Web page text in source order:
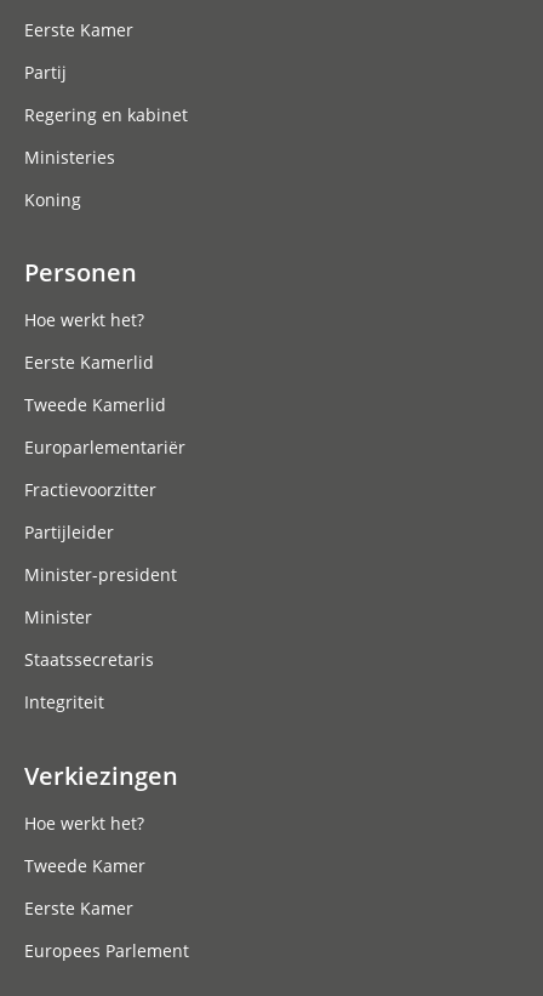
Eerste Kamer
Partij
Regering en kabinet
Ministeries
Koning
Personen
Hoe werkt het?
Eerste Kamerlid
Tweede Kamerlid
Europarlementariër
Fractievoorzitter
Partijleider
Minister-president
Minister
Staatssecretaris
Integriteit
Verkiezingen
Hoe werkt het?
Tweede Kamer
Eerste Kamer
Europees Parlement